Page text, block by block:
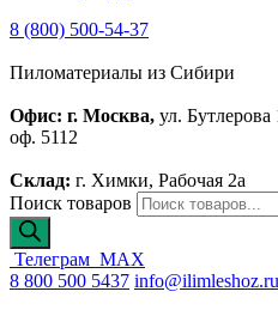
8 (800) 500-54-37
Пиломатериалы из Сибири
Офис: г. Москва, ул.
оф. 5112
Склад: г. Химки, Рабочая 2а
Поиск товаров
Телеграм MAX
8 800 500 5437 info@ilimleshoz.ru